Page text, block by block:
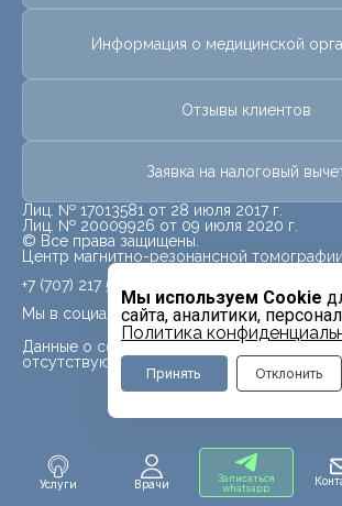
Услуги Врачи
Записаться
whatsapp
Мы используем Cookie
сайта, аналитики,
Политика
Принять Отклонить
Информация о медицинской
Отзывы клиентов
Заявка на налоговый
Лиц. № 17013581 от 28 июля 2017 г.
Лиц. № 20009926 от 09 июля 2020 г.
© Все права защищены.
Центр магнитно-резонансной
Мы в социальных сетях
Данные о социальных сетях для данного
отсутствуют
+7 (707) 217 5840